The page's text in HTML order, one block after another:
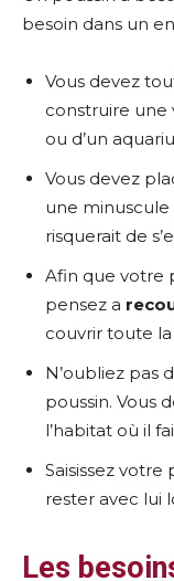
besoin dans un
Vous devez
construire une
ou d’un
Vous devez
une
risquerait de
Afin que votre
pensez a
couvrir toute
N’oubliez pas
poussin. Vous
l’habitat où il
Saisissez votre
rester avec lui
Les